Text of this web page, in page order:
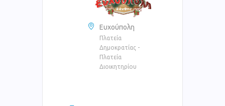
Ευχούπολη
Πλατεία
Δημοκρατίας -
Πλατεία
Διοικητηρίου